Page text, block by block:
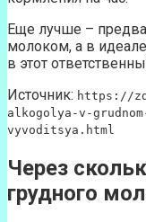
Еще лучше –
молоком, а в
в этот
Источник: https://
alkogolya-v-
vyvoditsya.html
Через
грудного